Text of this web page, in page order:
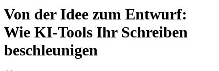
Von der Idee zum Entwurf:
Wie KI-Tools Ihr Schreiben
beschleunigen